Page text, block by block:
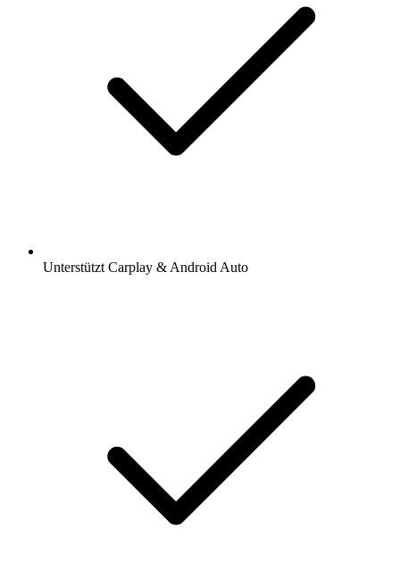
Unterstützt Carplay & Android Auto